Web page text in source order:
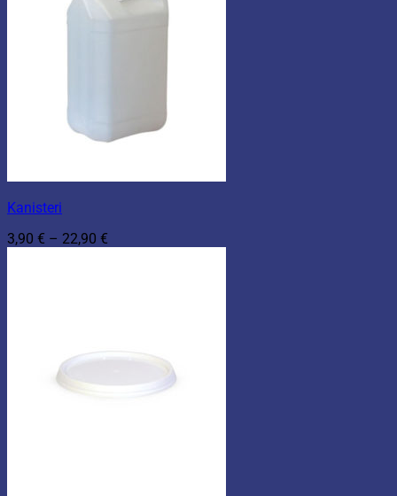
Kanisteri
3,90 € – 22,90 €